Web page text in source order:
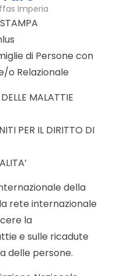
Imperia
di Persone con
o Relazionale
MALATTIE
PER IL DIRITTO DI
della
rete internazionale
la
e sulle ricadute
delle persone.